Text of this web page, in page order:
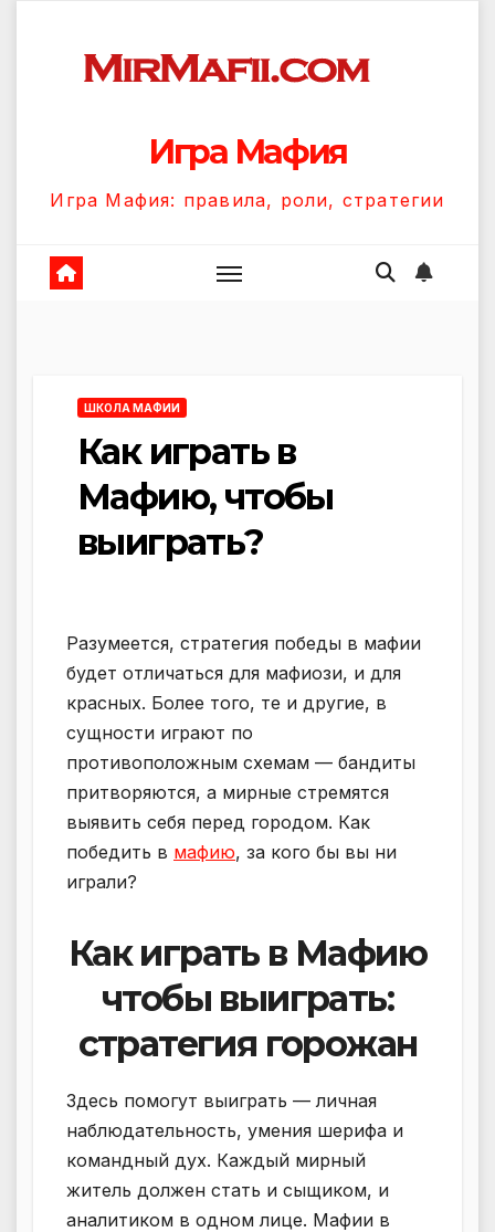
содержанию
Игра Мафия
Игра Мафия: правила, роли, стратегии
ШКОЛА МАФИИ
Как играть в
Мафию, чтобы
выиграть?
Разумеется, стратегия победы в мафии
будет отличаться для мафиози, и для
красных. Более того, те и другие, в
сущности играют по
противоположным схемам — бандиты
притворяются, а мирные стремятся
выявить себя перед городом. Как
победить в мафию, за кого бы вы ни
играли?
Как играть в Мафию
чтобы выиграть:
стратегия горожан
Здесь помогут выиграть — личная
наблюдательность, умения шерифа и
командный дух. Каждый мирный
житель должен стать и сыщиком, и
аналитиком в одном лице. Мафии в